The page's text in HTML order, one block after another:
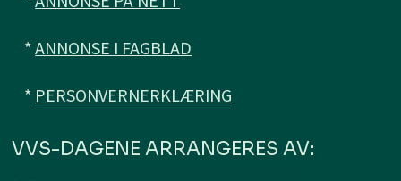
*ANNONSE I FAGBLAD
* PERSONVERNERKLÆRING
VVS-DAGENE ARRANGERES AV: